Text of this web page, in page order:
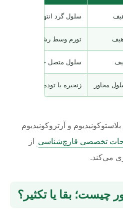
سلول گرد انتهایی
تورم وسط رشته
سلول متصل جانبی
مجاور زنجیره یا توده کوچک
و آرتروکونیدیوم
تخصصی قارچ‌شناسی
از
می‌کند.
چیست؛ بقا یا تکثیر؟